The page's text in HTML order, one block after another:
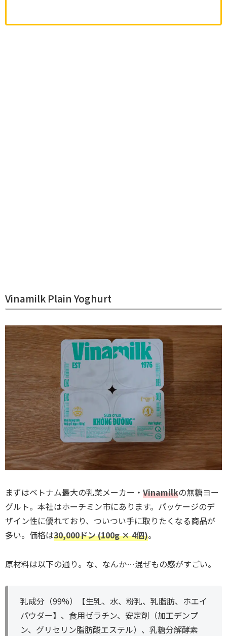
Vinamilk Plain Yoghurt
まずはベトナム最大の乳業メーカー・ Vinamilkの無糖ヨー
グルト。本社はホーチミン市にあります。パッケージのデ
ザイン性に優れており、ついつい手に取りたくなる商品が
多い。価格は30,000ドン (100g × 4個)。
原材料は以下の通り。な、なんか…混ぜもの感がすごい。
乳成分（99%）【生乳、水、粉乳、乳脂肪、ホエイ
パウダー】、食用ゼラチン、安定剤（加工デンプ
ン、グリセリン脂肪酸エステル）、乳糖分解酵素